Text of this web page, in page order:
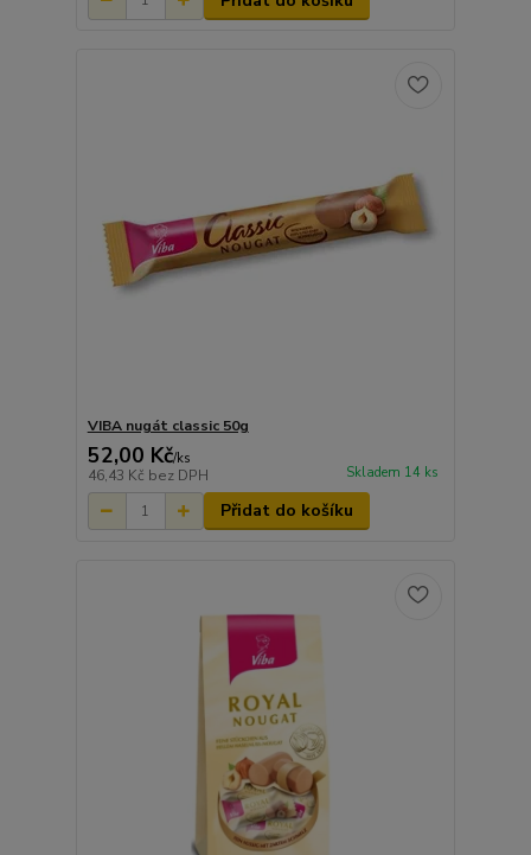
VIBA nugát classic 50g
52,00 Kč/ks
46,43 Kč bez DPH Skladem 14 ks
Přidat do košíku